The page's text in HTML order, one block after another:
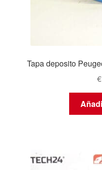
Tapa deposito
€